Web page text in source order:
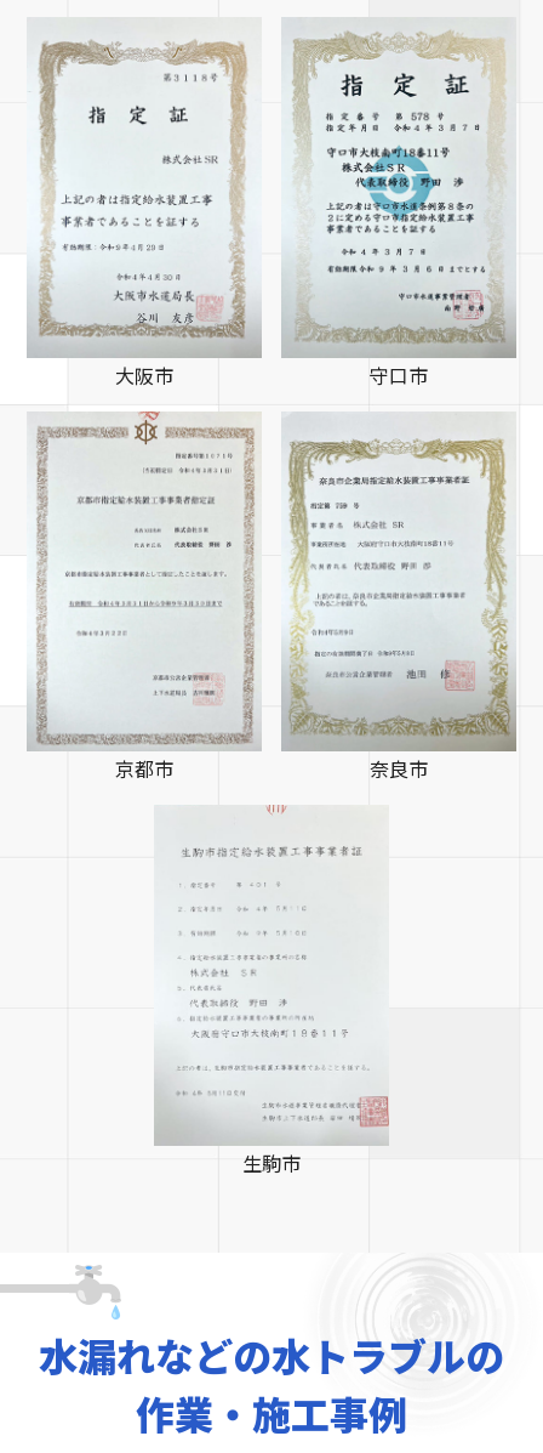
大阪市 守口市
京都市 奈良市
生駒市
水漏れなどの水トラブルの
作業・施工事例